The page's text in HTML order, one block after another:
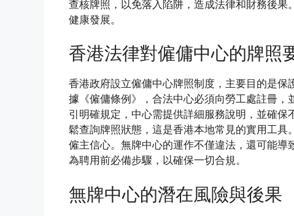
查核牌照，以免落入陷阱，造成法律和財務後
健康發展。
香港法律對僱傭中心的牌照
香港政府設立僱傭中心牌照制度，主要目的是
據《僱傭條例》，合法中心必須向勞工處註冊
引明確規定，中心需提供詳細服務說明，並確
鬆查詢牌照狀態，這是香港本地常見的實用工
僱主信心。無牌中心的運作不僅違法，還可能
為聘用前必備步驟，以確保一切合規。
無牌中心的潛在風險與後果